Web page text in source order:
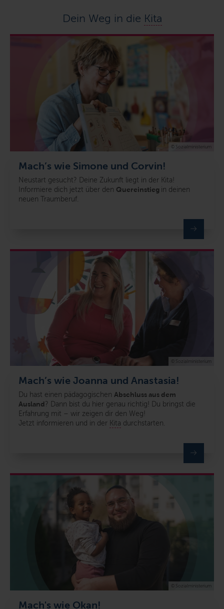
Dein Weg in die Kita
Mach’s wie Simone und Corvin!
Neustart gesucht? Deine Zukunft liegt in der Kita!
Informiere dich jetzt über den Quereinstieg in deinen
neuen Traumberuf.
© Sozialministerium
Mach’s wie Joanna und Anastasia!
Du hast einen pädagogischen Abschluss aus dem
Ausland? Dann bist du hier genau richtig! Du bringst die
Erfahrung mit – wir zeigen dir den Weg!
Jetzt informieren und in der Kita durchstarten.
© Sozialministerium
Mach's wie Okan!
© Sozialministerium